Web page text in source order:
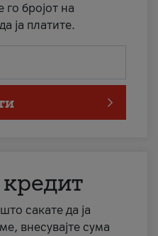
бројот на
ја платите.
сакате да ја
внесувајте сума